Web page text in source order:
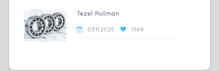
Tezel Rulman
03.11.2025 1349